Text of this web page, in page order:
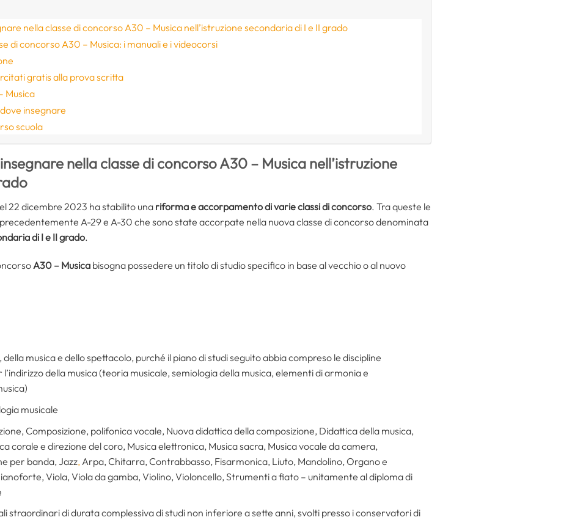
nella classe di concorso A30 – Musica nell’istruzione secondaria di I e II grado
di concorso A30 – Musica: i manuali e i videocorsi
gratis alla prova scritta
Musica
insegnare
scuola
nella classe di concorso A30 – Musica nell’istruzione
22 dicembre 2023 ha stabilito una riforma e accorpamento di varie classi di concorso. Tra queste le
A-29 e A-30 che sono state accorpate nella nuova classe di concorso denominata
di I e II grado.
A30 – Musica bisogna possedere un titolo di studio specifico in base al vecchio o al nuovo
musica e dello spettacolo, purché il piano di studi seguito abbia compreso le discipline
della musica (teoria musicale, semiologia della musica, elementi di armonia e
musicale
Composizione, polifonica vocale, Nuova didattica della composizione, Didattica della musica,
corale e direzione del coro, Musica elettronica, Musica sacra, Musica vocale da camera,
per banda, Jazz, Arpa, Chitarra, Contrabbasso, Fisarmonica, Liuto, Mandolino, Organo e
Viola, Viola da gamba, Violino, Violoncello, Strumenti a fiato – unitamente al diploma di
straordinari di durata complessiva di studi non inferiore a sette anni, svolti presso i conservatori di